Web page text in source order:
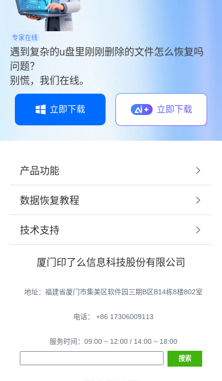
专家在线
遇到复杂的u盘里刚刚删除的文件怎么恢复吗
问题？
别慌，我们在线。
立即下载 立即下载
产品功能
数据恢复教程
技术支持
厦门印了么信息科技股份有限公司
地址：福建省厦门市集美区软件园三期B区B14栋8楼802室
电话： +86 17306009113
服务时间：09:00 ~ 12:00 / 14:00 ~ 18:00